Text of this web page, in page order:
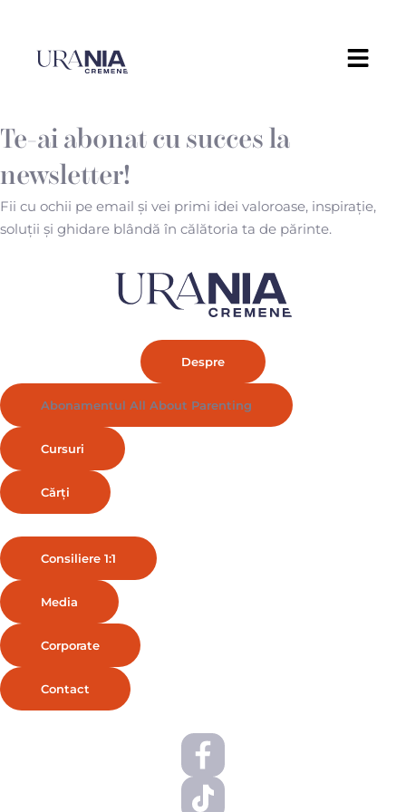
Te-ai abonat cu succes la
newsletter!
Fii cu ochii pe email și vei primi idei valoroase, inspirație,
soluții și ghidare blândă în călătoria ta de părinte.
Despre
Abonamentul All About Parenting
Cursuri
Cărți
Consiliere 1:1
Media
Corporate
Contact